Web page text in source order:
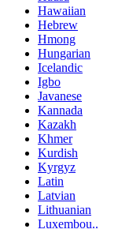
Hawaiian
Hebrew
Hmong
Hungarian
Icelandic
Igbo
Javanese
Kannada
Kazakh
Khmer
Kurdish
Kyrgyz
Latin
Latvian
Lithuanian
Luxembou..